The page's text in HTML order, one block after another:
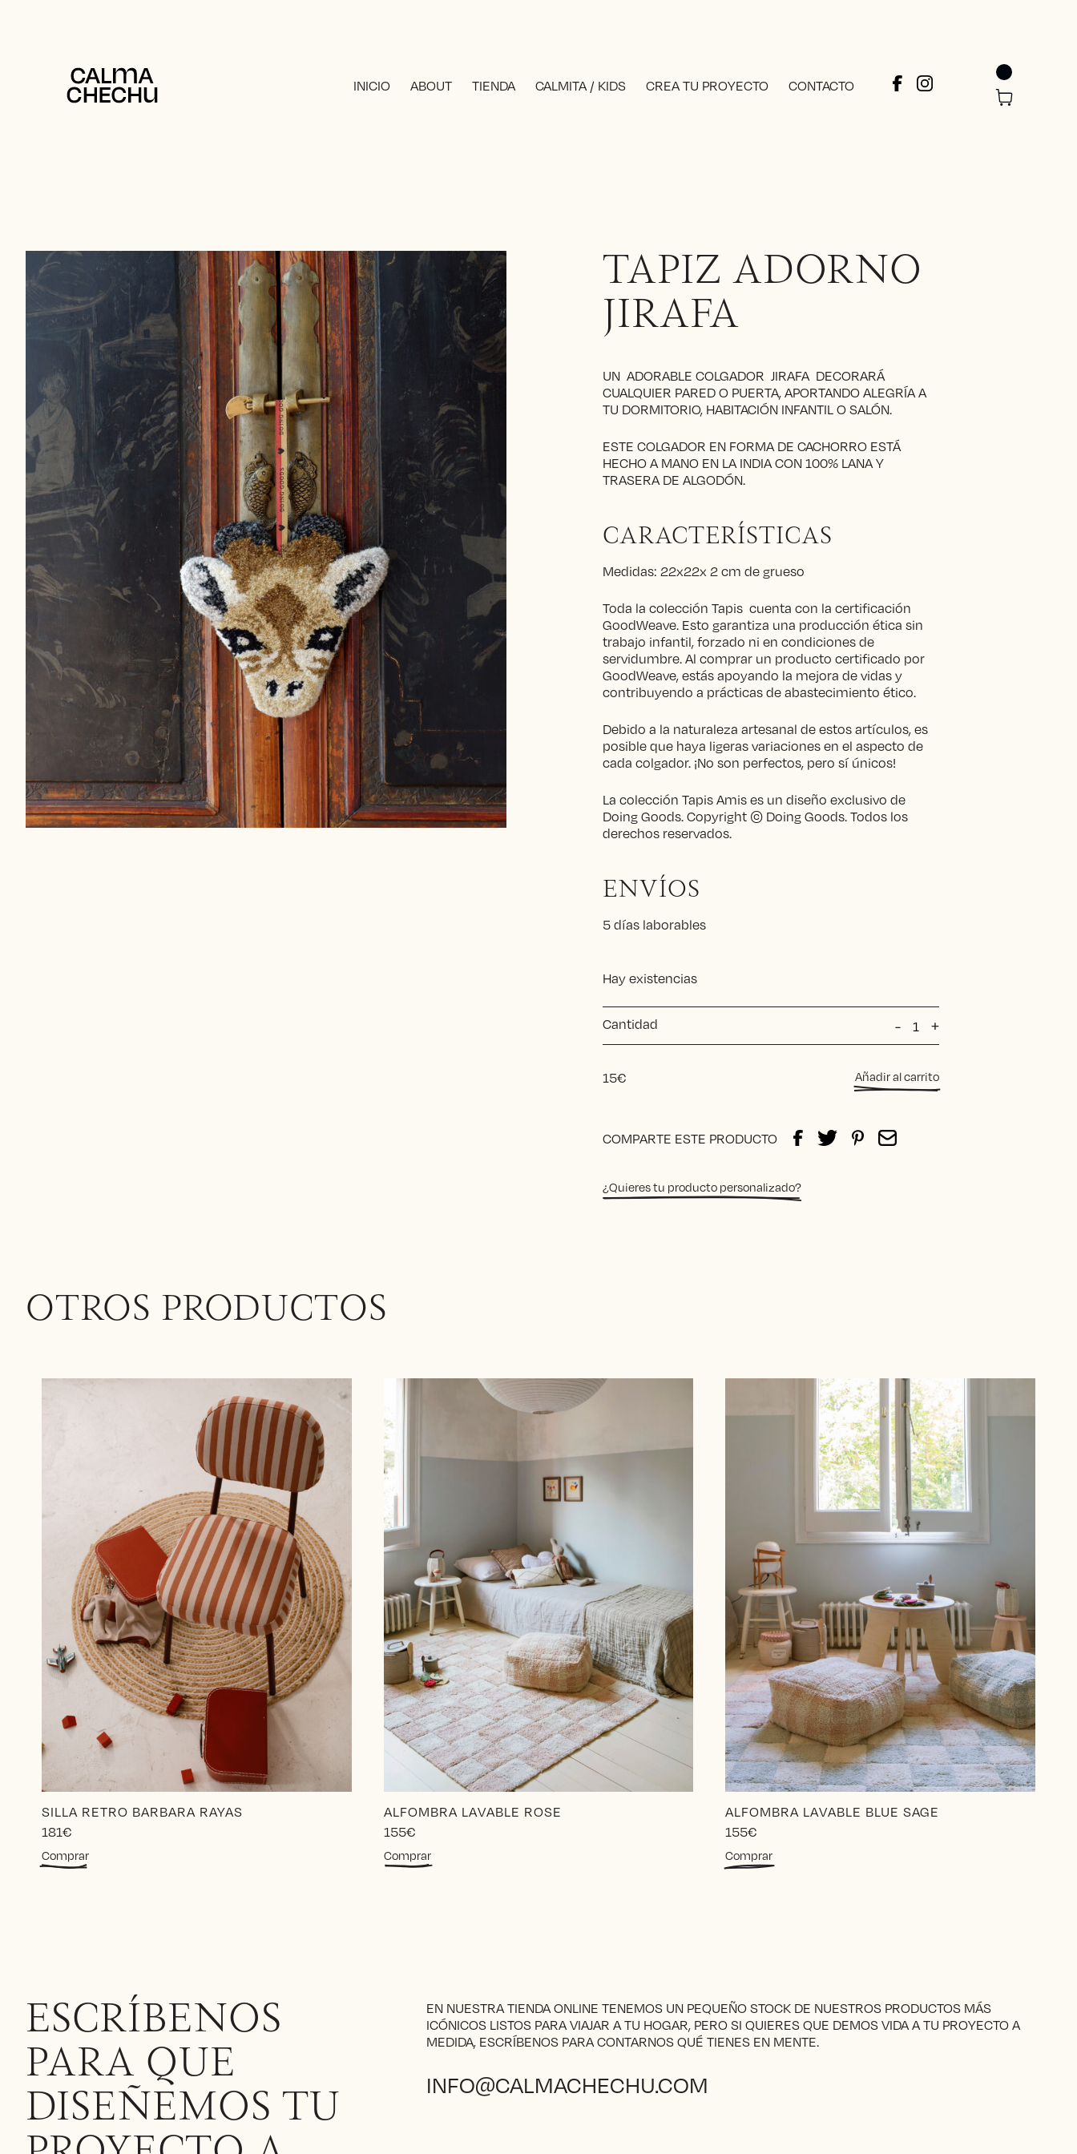
INICIO ABOUT TIENDA CALMITA / KIDS CREA TU PROYECTO CONTACTO
TAPIZ ADORNO
JIRAFA
UN ADORABLE COLGADOR JIRAFA DECORARÁ
CUALQUIER PARED O PUERTA, APORTANDO ALEGRÍA A
TU DORMITORIO, HABITACIÓN INFANTIL O SALÓN.
ESTE COLGADOR EN FORMA DE CACHORRO ESTÁ
HECHO A MANO EN LA INDIA CON 100% LANA Y
TRASERA DE ALGODÓN.
CARACTERÍSTICAS
Medidas: 22x22x 2 cm de grueso
Toda la colección Tapis cuenta con la certificación
GoodWeave. Esto garantiza una producción ética sin
trabajo infantil, forzado ni en condiciones de
servidumbre. Al comprar un producto certificado por
GoodWeave, estás apoyando la mejora de vidas y
contribuyendo a prácticas de abastecimiento ético.
Debido a la naturaleza artesanal de estos artículos, es
posible que haya ligeras variaciones en el aspecto de
cada colgador. ¡No son perfectos, pero sí únicos!
La colección Tapis Amis es un diseño exclusivo de
Doing Goods. Copyright © Doing Goods. Todos los
derechos reservados.
ENVÍOS
5 días laborables
Hay existencias
Cantidad -
Tapiz
adorno
cantidad
+
15€ Añadir al carrito
COMPARTE ESTE PRODUCTO
¿Quieres tu producto personalizado?
OTROS PRODUCTOS
SILLA RETRO BARBARA RAYAS
181€
ComprarEste
elegir
en
página
de
producto
ALFOMBRA LAVABLE ROSE
155€
Comprar
ALFOMBRA LAVABLE BLUE SAGE
155€
Comprar
ESCRÍBENOS
PARA QUE
DISEÑEMOS TU
EN NUESTRA TIENDA ONLINE TENEMOS UN PEQUEÑO STOCK DE NUESTROS PRODUCTOS MÁS
ICÓNICOS LISTOS PARA VIAJAR A TU HOGAR, PERO SI QUIERES QUE DEMOS VIDA A TU PROYECTO A
MEDIDA, ESCRÍBENOS PARA CONTARNOS QUÉ TIENES EN MENTE.
INFO@CALMACHECHU.COM